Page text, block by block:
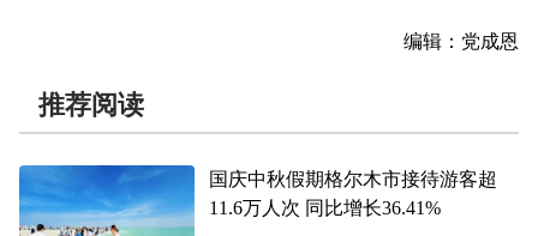
编辑：党成恩
推荐阅读
国庆中秋假期格尔木市接待游客超
11.6万人次 同比增长36.41%